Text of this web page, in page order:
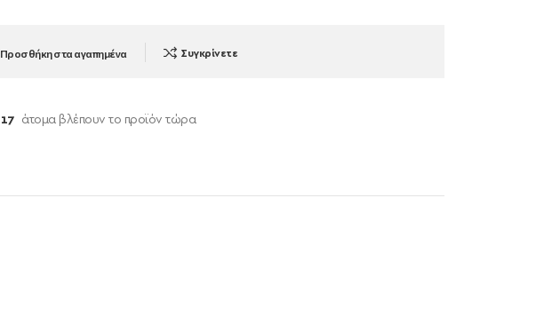
Προσθήκη στα αγαπημένα Συγκρίνετε
17 άτομα βλέπουν το προϊόν τώρα